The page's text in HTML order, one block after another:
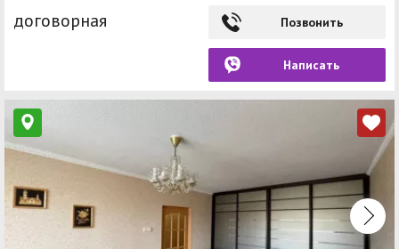
договорная Позвонить
Написать